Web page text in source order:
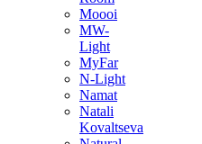
Moooi
MW-
Light
MyFar
N-Light
Namat
Natali
Kovaltseva